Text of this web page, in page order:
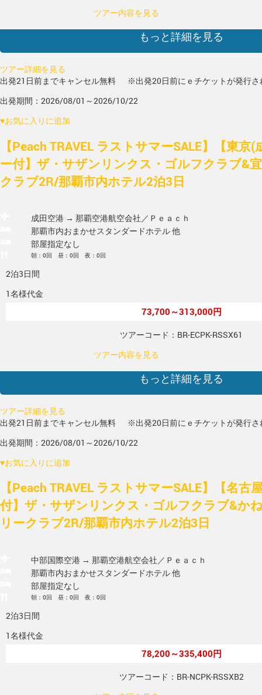
ツアー内容を見る
もっと詳細を見る
ツアー詳細を見る
出発21日前までキャンセル無料
※出発20日前にｅチケットが発行さ
出発期間：2026/08/01～2026/10/22
♥お気に入りに追加
【Peach TRAVEL ラストサマーSALE】【東
ー付】ザ・サザンリンクス・ゴルフクラブ&
クラブ2R/那覇市内ホテル2泊3日
成田空港 → 那覇空港航空会社／Ｐｅａｃｈ
那覇市内おまかせスタンダードホテル 他
部屋指定なし
朝：0回 昼：0回 夜：0回
2泊3日間
1名様代金
73,700～313,000円
ツアーコード：BR-ECPK-RSSX61
ツアー内容を見る
もっと詳細を見る
ツアー詳細を見る
出発21日前までキャンセル無料
※出発20日前にｅチケットが発行さ
出発期間：2026/08/01～2026/10/22
♥お気に入りに追加
【Peach TRAVEL ラストサマーSALE】【名古
付】ザ・サザンリンクス・ゴルフクラブ&か
リークラブ2R/那覇市内ホテル2泊3日
中部国際空港 → 那覇空港航空会社／Ｐｅａｃｈ
那覇市内おまかせスタンダードホテル 他
部屋指定なし
朝：0回 昼：0回 夜：0回
2泊3日間
1名様代金
78,200～335,400円
ツアーコード：BR-NCPK-RSSXB2